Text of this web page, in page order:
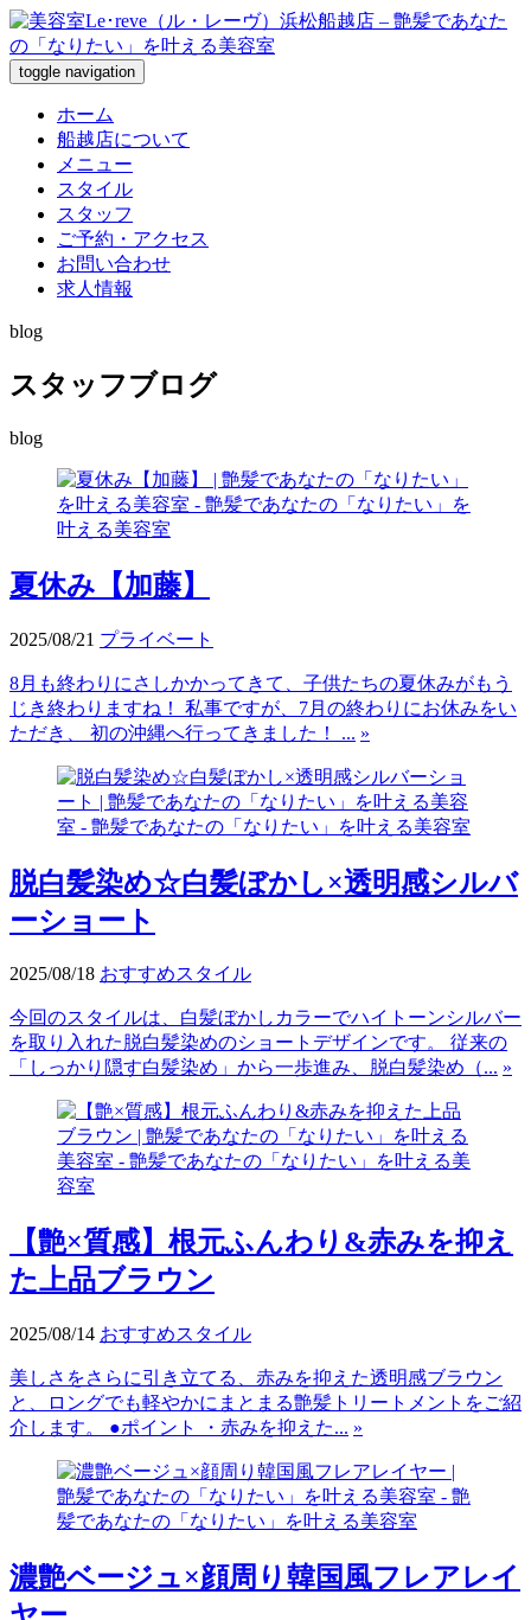
toggle navigation
ホーム
船越店について
メニュー
スタイル
スタッフ
ご予約・アクセス
お問い合わせ
求人情報
blog
スタッフブログ
blog
夏休み【加藤】
2025/08/21 プライベート
8月も終わりにさしかかってきて、子供たちの夏休みがもう
じき終わりますね！ 私事ですが、7月の終わりにお休みをい
ただき、 初の沖縄へ行ってきました！ ... »
脱白髪染め☆白髪ぼかし×透明感シルバ
ーショート
2025/08/18 おすすめスタイル
今回のスタイルは、白髪ぼかしカラーでハイトーンシルバー
を取り入れた脱白髪染めのショートデザインです。 従来の
「しっかり隠す白髪染め」から一歩進み、脱白髪染め（... »
【艶×質感】根元ふんわり&赤みを抑え
た上品ブラウン
2025/08/14 おすすめスタイル
美しさをさらに引き立てる、赤みを抑えた透明感ブラウン
と、ロングでも軽やかにまとまる艶髪トリートメントをご紹
介します。 ●ポイント ・赤みを抑えた... »
濃艶ベージュ×顔周り韓国風フレアレイ